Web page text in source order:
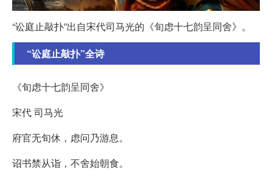
“讼庭止敲扑”出自宋代司马光的《旬虑十七韵呈同舍》。
“讼庭止敲扑”全诗
《旬虑十七韵呈同舍》
宋代 司马光
府官无旬休，虑问乃游息。
诏书禁从诣，不舍始朝食。